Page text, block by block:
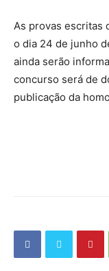
As provas escritas
o dia 24 de junho
ainda serão
concurso será de
publicação da